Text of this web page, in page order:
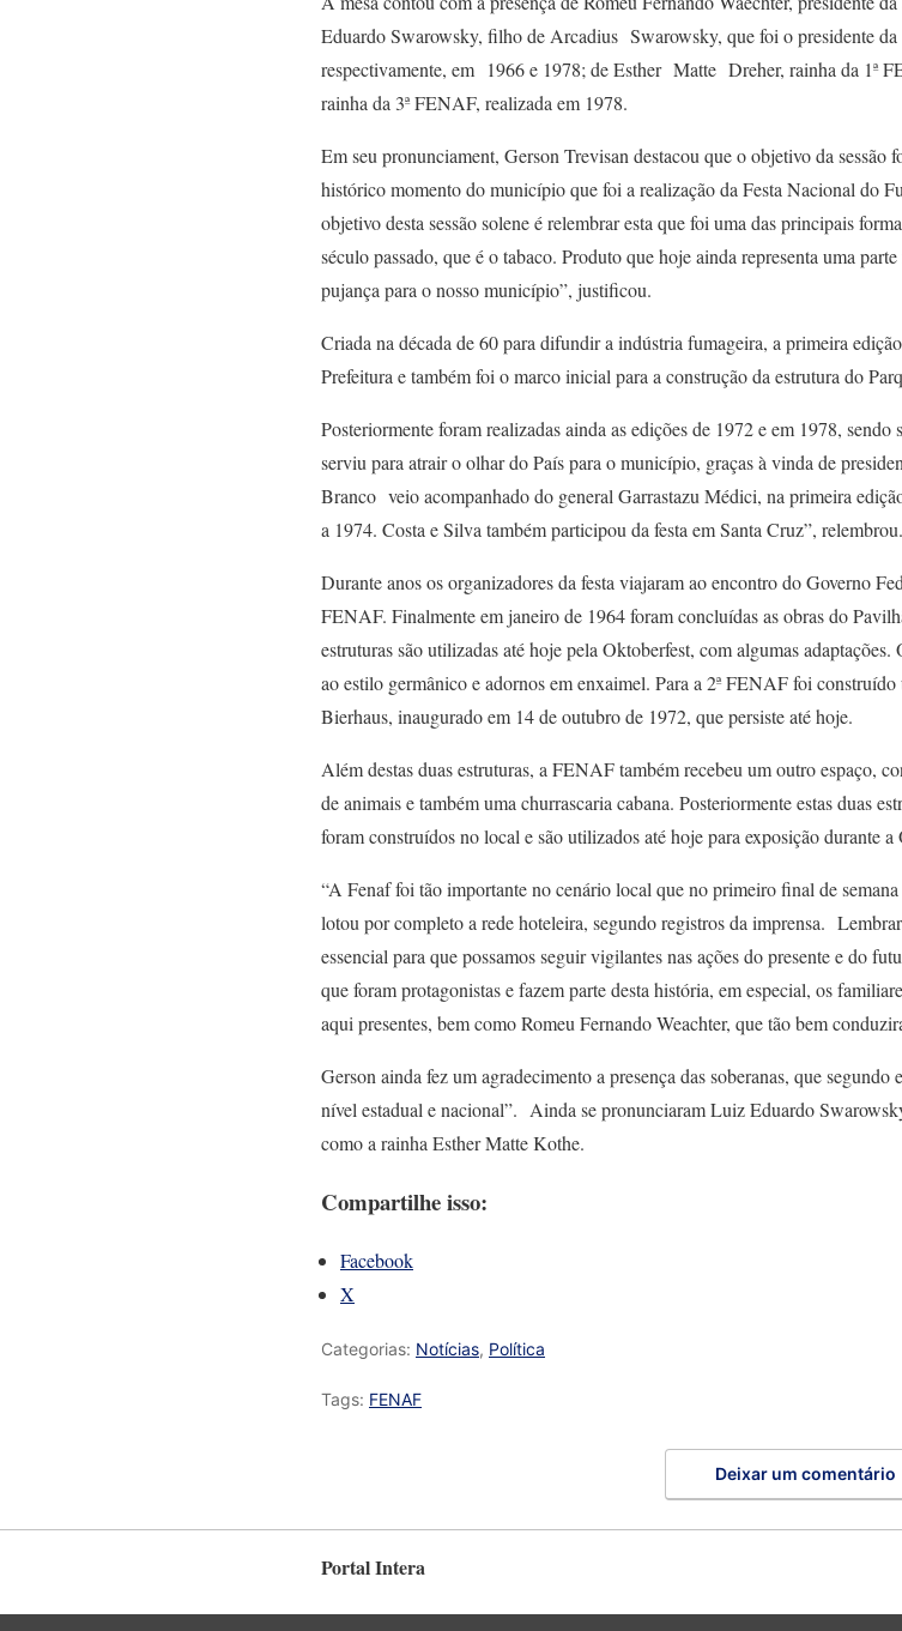
Eduardo Swarowsky, filho de Arcadius Swarowsky, que foi o presidente da
respectivamente, em 1966 e 1978; de Esther Matte Dreher, rainha da 1ª
rainha da 3ª FENAF, realizada em 1978.
Em seu pronunciament, Gerson Trevisan destacou que o objetivo da sessão
histórico momento do município que foi a realização da Festa Nacional do
objetivo desta sessão solene é relembrar esta que foi uma das principais
século passado, que é o tabaco. Produto que hoje ainda representa uma
pujança para o nosso município”, justificou.
Criada na década de 60 para difundir a indústria fumageira, a primeira
Prefeitura e também foi o marco inicial para a construção da estrutura do
Posteriormente foram realizadas ainda as edições de 1972 e em 1978,
serviu para atrair o olhar do País para o município, graças à vinda de
Branco veio acompanhado do general Garrastazu Médici, na primeira
a 1974. Costa e Silva também participou da festa em Santa Cruz”, relembrou.
Durante anos os organizadores da festa viajaram ao encontro do Governo
FENAF. Finalmente em janeiro de 1964 foram concluídas as obras do
estruturas são utilizadas até hoje pela Oktoberfest, com algumas
ao estilo germânico e adornos em enxaimel. Para a 2ª FENAF foi
Bierhaus, inaugurado em 14 de outubro de 1972, que persiste até hoje.
Além destas duas estruturas, a FENAF também recebeu um outro espaço,
de animais e também uma churrascaria cabana. Posteriormente estas duas
foram construídos no local e são utilizados até hoje para exposição durante a
“A Fenaf foi tão importante no cenário local que no primeiro final de
lotou por completo a rede hoteleira, segundo registros da imprensa.
essencial para que possamos seguir vigilantes nas ações do presente e do
que foram protagonistas e fazem parte desta história, em especial, os
aqui presentes, bem como Romeu Fernando Weachter, que tão bem
Gerson ainda fez um agradecimento a presença das soberanas, que
nível estadual e nacional”. Ainda se pronunciaram Luiz Eduardo
como a rainha Esther Matte Kothe.
Compartilhe isso:
Facebook
X
Categorias: Notícias, Política
Tags: FENAF
Deixar um comentário
Portal Intera